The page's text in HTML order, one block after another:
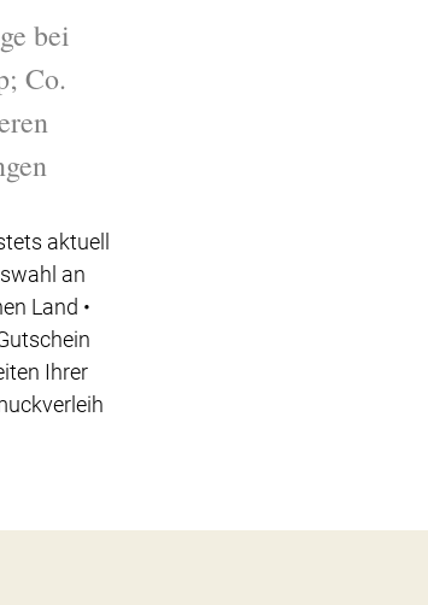
bei
Co.
aktuell
an
Land •
Ihrer